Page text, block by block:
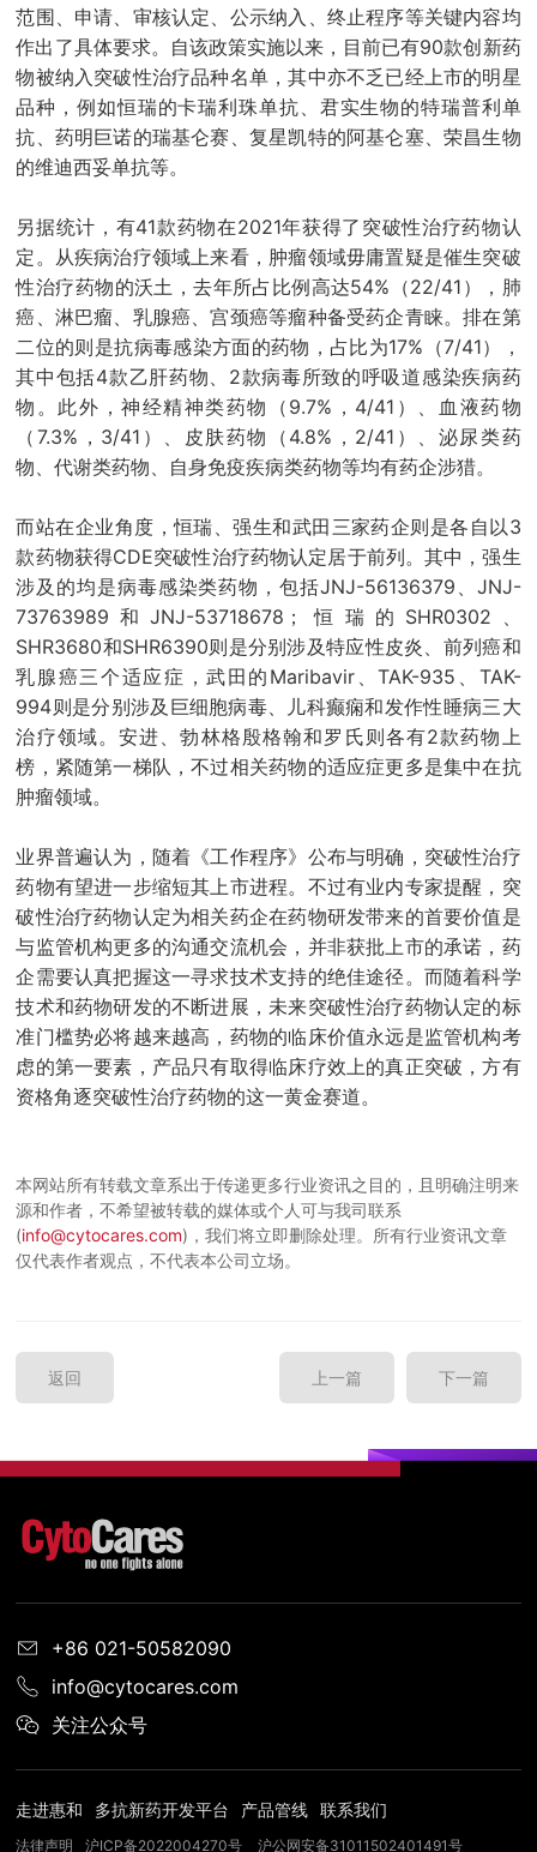
范围、申请、审核认定、公示纳入、终止程序等关键内容均
作出了具体要求。自该政策实施以来，目前已有90款创新药
物被纳入突破性治疗品种名单，其中亦不乏已经上市的明星
品种，例如恒瑞的卡瑞利珠单抗、君实生物的特瑞普利单
抗、药明巨诺的瑞基仑赛、复星凯特的阿基仑塞、荣昌生物
的维迪西妥单抗等。
另据统计，有41款药物在2021年获得了突破性治疗药物认
定。从疾病治疗领域上来看，肿瘤领域毋庸置疑是催生突破
性治疗药物的沃土，去年所占比例高达54%（22/41），肺
癌、淋巴瘤、乳腺癌、宫颈癌等瘤种备受药企青睐。排在第
二位的则是抗病毒感染方面的药物，占比为17%（7/41），
其中包括4款乙肝药物、2款病毒所致的呼吸道感染疾病药
物。此外，神经精神类药物（9.7%，4/41）、血液药物
（7.3%，3/41）、皮肤药物（4.8%，2/41）、泌尿类药
物、代谢类药物、自身免疫疾病类药物等均有药企涉猎。
而站在企业角度，恒瑞、强生和武田三家药企则是各自以3
款药物获得CDE突破性治疗药物认定居于前列。其中，强生
涉及的均是病毒感染类药物，包括JNJ-56136379、JNJ-
73763989和JNJ-53718678；恒瑞的SHR0302、
SHR3680和SHR6390则是分别涉及特应性皮炎、前列癌和
乳腺癌三个适应症，武田的Maribavir、TAK-935、TAK-
994则是分别涉及巨细胞病毒、儿科癫痫和发作性睡病三大
治疗领域。安进、勃林格殷格翰和罗氏则各有2款药物上
榜，紧随第一梯队，不过相关药物的适应症更多是集中在抗
肿瘤领域。
业界普遍认为，随着《工作程序》公布与明确，突破性治疗
药物有望进一步缩短其上市进程。不过有业内专家提醒，突
破性治疗药物认定为相关药企在药物研发带来的首要价值是
与监管机构更多的沟通交流机会，并非获批上市的承诺，药
企需要认真把握这一寻求技术支持的绝佳途径。而随着科学
技术和药物研发的不断进展，未来突破性治疗药物认定的标
准门槛势必将越来越高，药物的临床价值永远是监管机构考
虑的第一要素，产品只有取得临床疗效上的真正突破，方有
资格角逐突破性治疗药物的这一黄金赛道。
本网站所有转载文章系出于传递更多行业资讯之目的，且明确注明来
源和作者，不希望被转载的媒体或个人可与我司联系
(info@cytocares.com)，我们将立即删除处理。所有行业资讯文章
仅代表作者观点，不代表本公司立场。
返回 下一篇
上一篇
+86 021-50582090
info@cytocares.com
关注公众号
走进惠和 多抗新药开发平台 产品管线 联系我们
法律声明 沪ICP备2022004270号 沪公网安备31011502401491号